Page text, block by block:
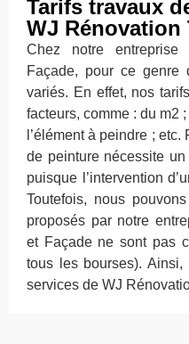
Tarifs travaux
WJ Rénovation
Chez notre entreprise
Façade, pour ce genre
variés. En effet, nos
facteurs, comme : du m2
l’élément à peindre ;
de peinture nécessite
puisque l’intervention
Toutefois, nous
proposés par notre
et Façade ne sont pas
tous les bourses).
services de WJ